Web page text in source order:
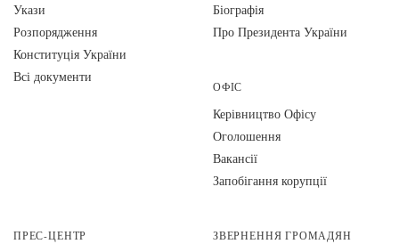
Укази
Розпорядження
Конституція України
Всі документи
Біографія
Про Президента України
ОФІС
Керівництво Офісу
Оголошення
Вакансії
Запобігання корупції
ПРЕС-ЦЕНТР ЗВЕРНЕННЯ ГРОМАДЯН